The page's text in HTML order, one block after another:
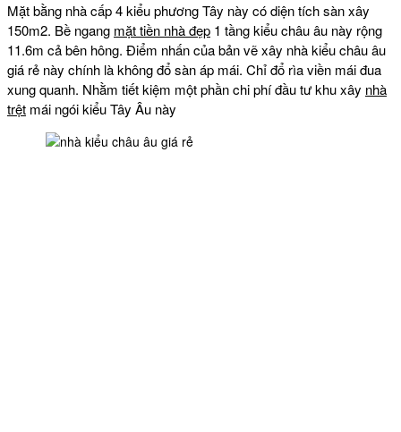
Mặt bằng nhà cấp 4 kiểu phương Tây này có diện tích sàn xây
150m2. Bề ngang mặt tiền nhà đẹp 1 tầng kiểu châu âu này rộng
11.6m cả bên hông. Điểm nhấn của bản vẽ xây nhà kiểu châu âu
giá rẻ này chính là không đổ sàn áp mái. Chỉ đổ rìa viền mái đua
xung quanh. Nhằm tiết kiệm một phần chi phí đầu tư khu xây nhà
trệt mái ngói kiểu Tây Âu này